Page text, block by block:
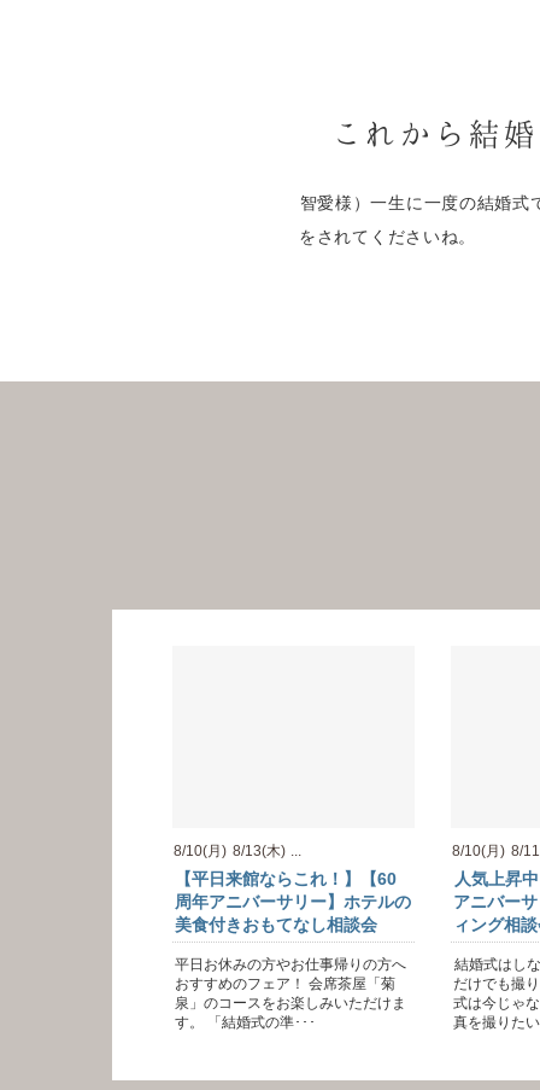
これから結
智愛様）一生に一度の結婚式
をされてくださいね。
8/10(月) 8/13(木) ...
【平日来館ならこれ！】【60
周年アニバーサリー】ホテルの
美食付きおもてなし相談会
平日お休みの方やお仕事帰りの方へ
おすすめのフェア！ 会席茶屋「菊
泉」のコースをお楽しみいただけま
す。 「結婚式の準･･･
8/10(月) 8/
人気上昇
アニバー
ィング相
結婚式はし
だけでも撮
式は今じゃ
真を撮りた